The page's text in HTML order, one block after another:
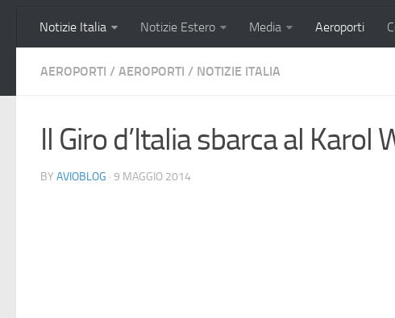
Notizie Italia Notizie Estero Media Aeroporti
AEROPORTI / AEROPORTI / NOTIZIE ITALIA
Il Giro d’Italia sbarca al Karol
BY AVIOBLOG · 9 MAGGIO 2014